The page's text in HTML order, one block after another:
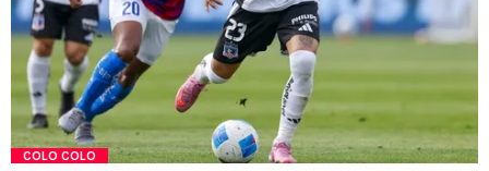
COLO COLO